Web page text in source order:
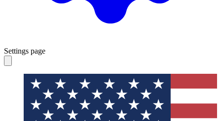
Settings page